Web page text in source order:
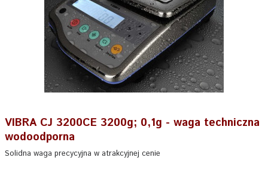
VIBRA CJ 3200CE 3200g; 0,1g - waga techniczna
wodoodporna
Solidna waga precycyjna w atrakcyjnej cenie